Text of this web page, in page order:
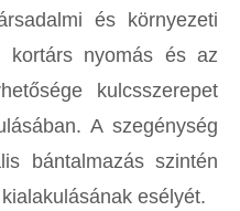
és környezeti
kortárs nyomás és az
kulcsszerepet
A szegénység
bántalmazás szintén
esélyét.